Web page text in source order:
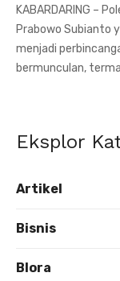
KABARDARING –
Prabowo Subianto
menjadi
bermunculan,
Eksplor
Artikel
Bisnis
Blora